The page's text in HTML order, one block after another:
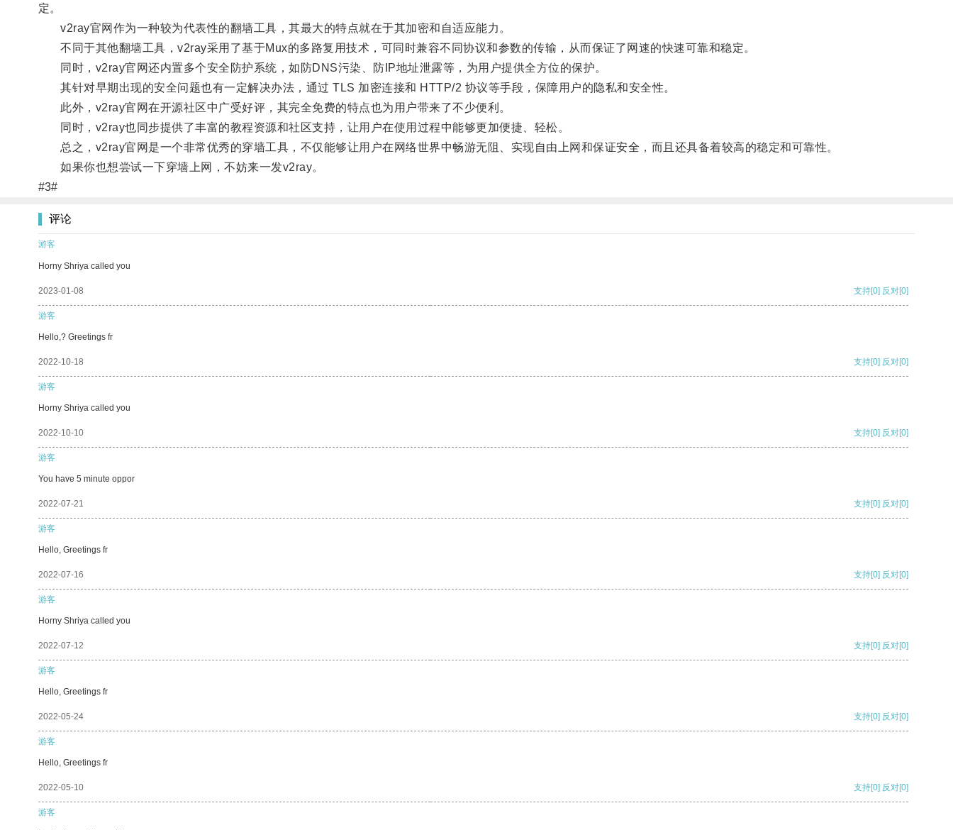
定。
v2ray官网作为一种较为代表性的翻墙工具，其最大的特点就在于其加密和自适应能力。
不同于其他翻墙工具，v2ray采用了基于Mux的多路复用技术，可同时兼容不同协议和参数的传输，从而保证了网速的快速可靠和稳定。
同时，v2ray官网还内置多个安全防护系统，如防DNS污染、防IP地址泄露等，为用户提供全方位的保护。
其针对早期出现的安全问题也有一定解决办法，通过 TLS 加密连接和 HTTP/2 协议等手段，保障用户的隐私和安全性。
此外，v2ray官网在开源社区中广受好评，其完全免费的特点也为用户带来了不少便利。
同时，v2ray也同步提供了丰富的教程资源和社区支持，让用户在使用过程中能够更加便捷、轻松。
总之，v2ray官网是一个非常优秀的穿墙工具，不仅能够让用户在网络世界中畅游无阻、实现自由上网和保证安全，而且还具备着较高的稳定和可靠性。
如果你也想尝试一下穿墙上网，不妨来一发v2ray。
#3#
评论
游客
Horny Shriya called you
2023-01-08 支持[0] 反对[0]
游客
Hello,? Greetings fr
2022-10-18 支持[0] 反对[0]
游客
Horny Shriya called you
2022-10-10 支持[0] 反对[0]
游客
You have 5 minute oppor
2022-07-21 支持[0] 反对[0]
游客
Hello, Greetings fr
2022-07-16 支持[0] 反对[0]
游客
Horny Shriya called you
2022-07-12 支持[0] 反对[0]
游客
Hello, Greetings fr
2022-05-24 支持[0] 反对[0]
游客
Hello, Greetings fr
2022-05-10 支持[0] 反对[0]
游客